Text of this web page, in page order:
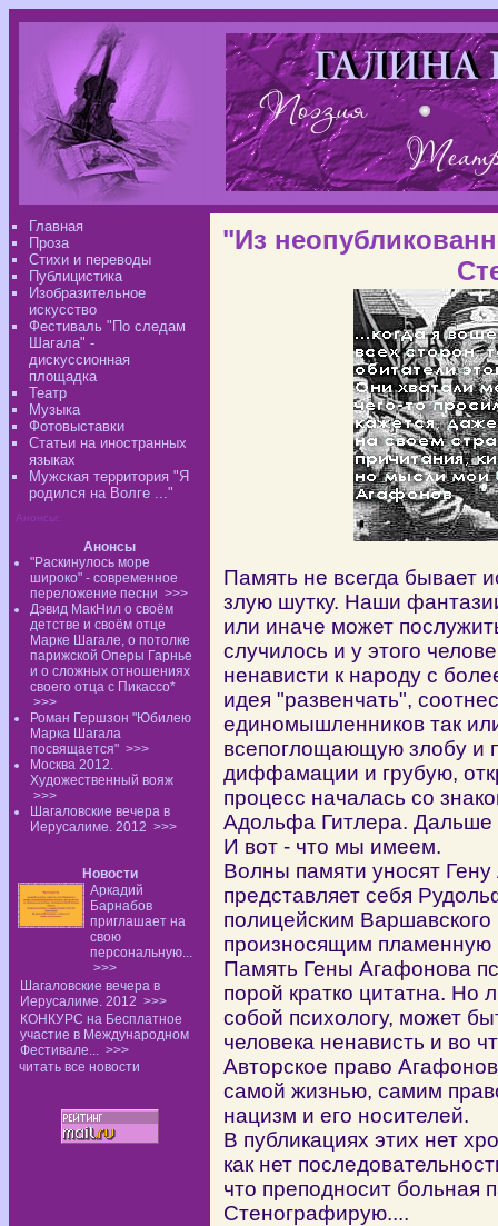
Главная
Проза
Стихи и переводы
Публицистика
Изобразительное
искусство
Фестиваль "По следам
Шагала" -
дискуссионная
площадка
Театр
Музыка
Фотовыставки
Статьи на иностранных
языках
Мужская территория "Я
родился на Волге ..."
Анонсы:
Анонсы
"Раскинулось море
широко" - современное
переложение песни >>>
Дэвид МакНил о своём
детстве и своём отце
Марке Шагале, о потолке
парижской Оперы Гарнье
и о сложных отношениях
своего отца с Пикассо*
>>>
Роман Гершзон "Юбилею
Марка Шагала
посвящается" >>>
Москва 2012.
Художественный вояж
>>>
Шагаловские вечера в
Иерусалиме. 2012 >>>
Новости
Аркадий
Барнабов
приглашает на
свою
персональную...
>>>
Шагаловские вечера в
Иерусалиме. 2012 >>>
КОНКУРС на Бесплатное
участие в Международном
Фестивале... >>>
читать все новости
"Из
Память не всегда бывает
злую шутку. Наши
или иначе может
случилось и у этого
ненависти к народу с
идея "развенчать",
единомышленников так
всепоглощающую злобу и
диффамации и грубую,
процесс началась со
Адольфа Гитлера. Дальше
И вот - что мы имеем.
Волны памяти уносят
представляет себя
полицейским
произносящим пламенную
Память Гены Агафонова
порой кратко цитатна.
собой психологу, может
человека ненависть и во
Авторское право
самой жизнью, самим
нацизм и его носителей.
В публикациях этих нет
как нет
что преподносит больная
Стенографирую....